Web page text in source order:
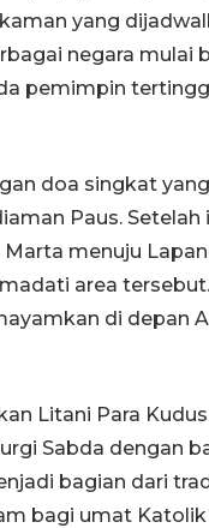
yang
negara mulai
pemimpin
doa singkat
Paus.
menuju
area
di depan
Litani Para
Sabda dengan
bagian dari
bagi umat Katolik